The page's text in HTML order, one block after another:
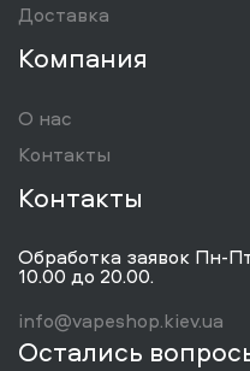
Доставка
Компания
О нас
Контакты
Контакты
Обработка заявок Пн-
10.00 до 20.00.
info@vapeshop.kiev.ua
Остались